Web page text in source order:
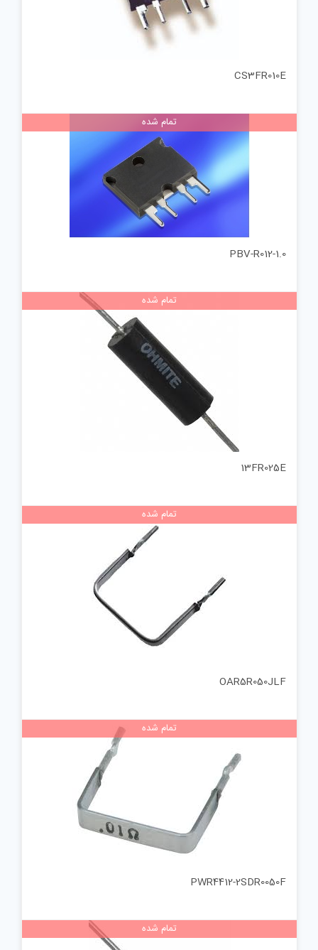
CS3FR010E
تمام شده
PBV-R012-1.0
تمام شده
13FR025E
تمام شده
OAR5R050JLF
تمام شده
PWR4412-2SDR0050F
تمام شده